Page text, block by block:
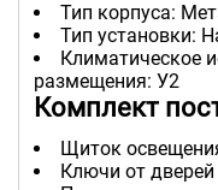
Тип корпуса:
Тип установки:
Климатическое
размещения: У2
Комплект
Щиток
Ключи от дверей